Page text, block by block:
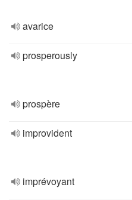
avarice
prosperously
prospère
improvident
imprévoyant